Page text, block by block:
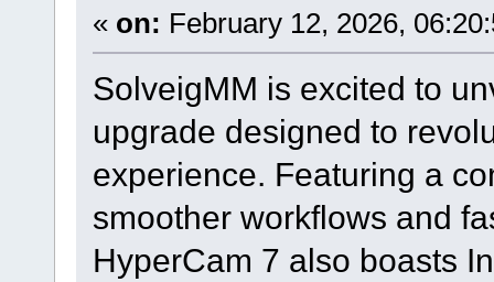
« on: February 12, 2026,
SolveigMM is excited to
upgrade designed to
experience. Featuring a
smoother workflows and
HyperCam 7 also boasts